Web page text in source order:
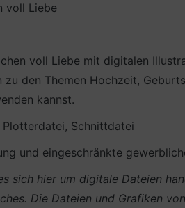
voll Liebe
voll Liebe mit digitalen
zu den Themen Hochzeit,
kannst.
Plotterdatei, Schnittdatei
und eingeschränkte
sich hier um digitale Dateien
Die Dateien und Grafiken